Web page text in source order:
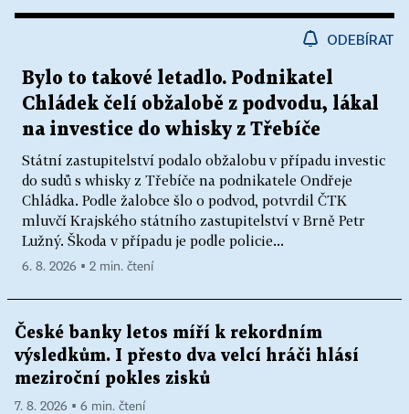
ODEBÍRAT
Bylo to takové letadlo. Podnikatel
Chládek čelí obžalobě z podvodu, lákal
na investice do whisky z Třebíče
Státní zastupitelství podalo obžalobu v případu investic
do sudů s whisky z Třebíče na podnikatele Ondřeje
Chládka. Podle žalobce šlo o podvod, potvrdil ČTK
mluvčí Krajského státního zastupitelství v Brně Petr
Lužný. Škoda v případu je podle policie...
6. 8. 2026 ▪ 2 min. čtení
České banky letos míří k rekordním
výsledkům. I přesto dva velcí hráči hlásí
meziroční pokles zisků
7. 8. 2026 ▪ 6 min. čtení